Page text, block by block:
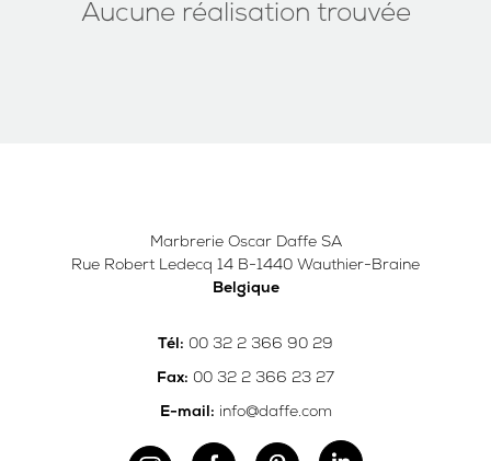
Aucune réalisation trouvée
Marbrerie Oscar Daffe SA
Rue Robert Ledecq 14 B-1440 Wauthier-Braine
Belgique
Tél: 00 32 2 366 90 29
Fax: 00 32 2 366 23 27
E-mail: info@daffe.com